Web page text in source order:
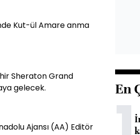
Kut-ül Amare anma
Sheraton Grand
gelecek.
Ajansı (AA) Editör
En